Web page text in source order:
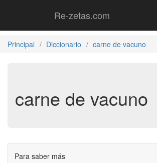
Re-zetas.com
Principal Diccionario carne de vacuno
carne de vacuno
Para saber más